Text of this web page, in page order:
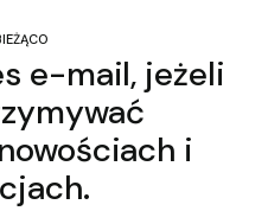
e-mail, jeżeli
i